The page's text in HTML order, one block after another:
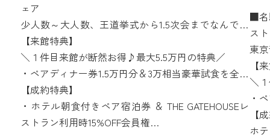
ェア
少人数～大人数、王道挙式から1.5次会までなんでも
相談会つき。
【来館特典】
＼１件目来館が断然お得♪最大5.5万円の特典／
・ペアディナー券1.5万円分＆3万相当豪華試食を全員
に!
・さらに１件目来館限定でカタログギフト１万円分
をプレゼント！
【成約特典】
・ホテル朝食付きペア宿泊券 ＆ THE GATEHOUSEレ
ストラン利用時15%OFF会員権
■名
ス
東
ェ
直
理
【
＼
・
に!
・
【
ホ